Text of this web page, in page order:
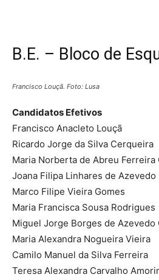
B.E. – Bloco de
Francisco Louçã. Foto: Lusa
Candidatos Efetivos
Francisco Anacleto Louçã
Ricardo Jorge da Silva Cerqueira
Maria Norberta de Abreu Ferreira
Joana Filipa Linhares de Azevedo
Marco Filipe Vieira Gomes
Maria Francisca Sousa Rodrigues
Miguel Jorge Borges de Azevedo
Maria Alexandra Nogueira Vieira
Camilo Manuel da Silva Ferreira
Teresa Alexandra Carvalho